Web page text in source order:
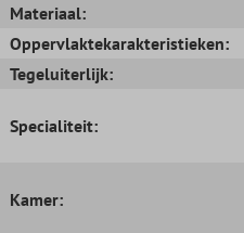
Materiaal:
Oppervlaktekarakteristieken:
Tegeluiterlijk:
Specialiteit:
Kamer: